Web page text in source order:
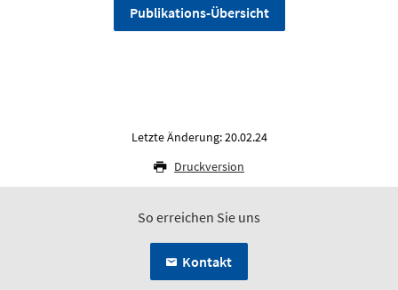
Publikations-Übersicht
Letzte Änderung: 20.02.24
Druckversion
So erreichen Sie uns
Kontakt